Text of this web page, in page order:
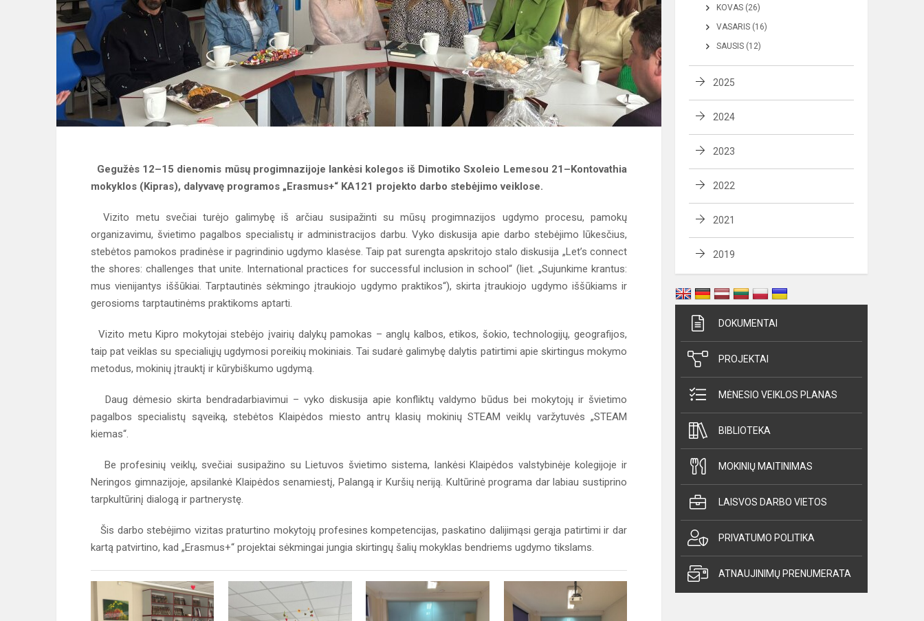
Gegužės 12–15 dienomis mūsų progimnazijoje lankėsi kolegos iš Dimotiko Sxoleio Lemesou 21–Kontovathia
mokyklos (Kipras), dalyvavę programos „Erasmus+“ KA121 projekto darbo stebėjimo veiklose.
Vizito metu svečiai turėjo galimybę iš arčiau susipažinti su mūsų progimnazijos ugdymo procesu, pamokų
organizavimu, švietimo pagalbos specialistų ir administracijos darbu. Vyko diskusija apie darbo stebėjimo lūkesčius,
stebėtos pamokos pradinėse ir pagrindinio ugdymo klasėse. Taip pat surengta apskritojo stalo diskusija „Let’s connect
the shores: challenges that unite. International practices for successful inclusion in school“ (liet. „Sujunkime krantus:
mus vienijantys iššūkiai. Tarptautinės sėkmingo įtraukiojo ugdymo praktikos“), skirta įtraukiojo ugdymo iššūkiams ir
gerosioms tarptautinėms praktikoms aptarti.
Vizito metu Kipro mokytojai stebėjo įvairių dalykų pamokas – anglų kalbos, etikos, šokio, technologijų, geografijos,
taip pat veiklas su specialiųjų ugdymosi poreikių mokiniais. Tai sudarė galimybę dalytis patirtimi apie skirtingus mokymo
metodus, mokinių įtrauktį ir kūrybiškumo ugdymą.
Daug dėmesio skirta bendradarbiavimui – vyko diskusija apie konfliktų valdymo būdus bei mokytojų ir švietimo
pagalbos specialistų sąveiką, stebėtos Klaipėdos miesto antrų klasių mokinių STEAM veiklų varžytuvės „STEAM
kiemas“.
Be profesinių veiklų, svečiai susipažino su Lietuvos švietimo sistema, lankėsi Klaipėdos valstybinėje kolegijoje ir
Neringos gimnazijoje, apsilankė Klaipėdos senamiestį, Palangą ir Kuršių neriją. Kultūrinė programa dar labiau sustiprino
tarpkultūrinį dialogą ir partnerystę.
Šis darbo stebėjimo vizitas praturtino mokytojų profesines kompetencijas, paskatino dalijimąsi gerąja patirtimi ir dar
kartą patvirtino, kad „Erasmus+“ projektai sėkmingai jungia skirtingų šalių mokyklas bendriems ugdymo tikslams.
KOVAS (26)
VASARIS (16)
SAUSIS (12)
2025
2024
2023
2022
2021
2019
DOKUMENTAI
PROJEKTAI
MĖNESIO VEIKLOS PLANAS
BIBLIOTEKA
MOKINIŲ MAITINIMAS
LAISVOS DARBO VIETOS
PRIVATUMO POLITIKA
ATNAUJINIMŲ PRENUMERATA